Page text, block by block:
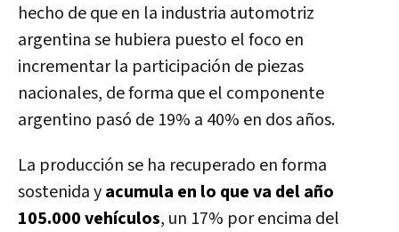
hecho de que en la industria automotriz
argentina se hubiera puesto el foco en
incrementar la participación de piezas
nacionales, de forma que el componente
argentino pasó de 19% a 40% en dos años.
La producción se ha recuperado en forma
sostenida yacumula en lo que va del año
105.000 vehículos, un 17% por encima del